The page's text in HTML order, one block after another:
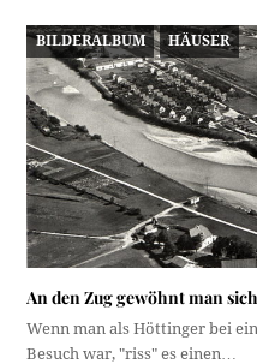
BILDERALBUM HÄUSER
An den Zug gewöhnt man sich
Wenn man als Höttinger bei
Besuch war, "riss" es einen…